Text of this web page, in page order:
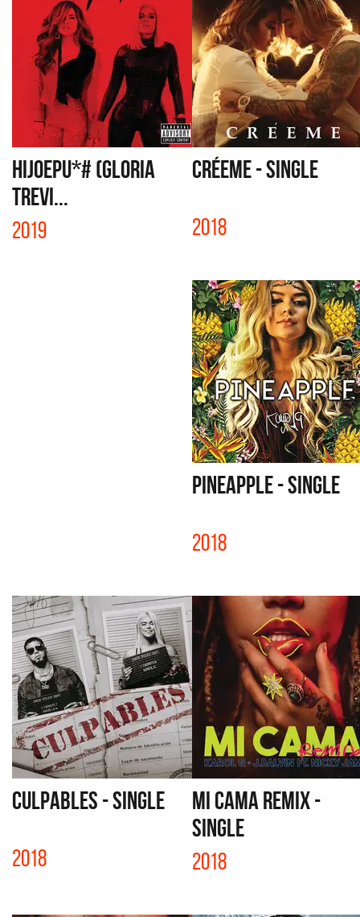
HIJOEPU*# (GLORIA
TREVI...
2019
CRÉEME - SINGLE
2018
PINEAPPLE - SINGLE
2018
CULPABLES - SINGLE
2018
MI CAMA REMIX -
SINGLE
2018